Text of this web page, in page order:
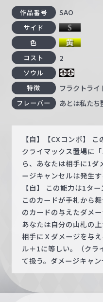
作品番号 SAO
サイド
色
コスト 2
ソウル
特徴
フラクトラ
フレーバー あとは私たち
【自】【CXコンボ】 こ
クライマックス置場に
ら、あなたは相手に1ダ
ージキャンセルは発生す
【自】 この能力は1タ
このカードが手札から
のカードの与えたダメ
あなたは自分の山札の
相手にＸダメージを与
ル＋1に等しい。（クラ
て扱う。ダメージキャン